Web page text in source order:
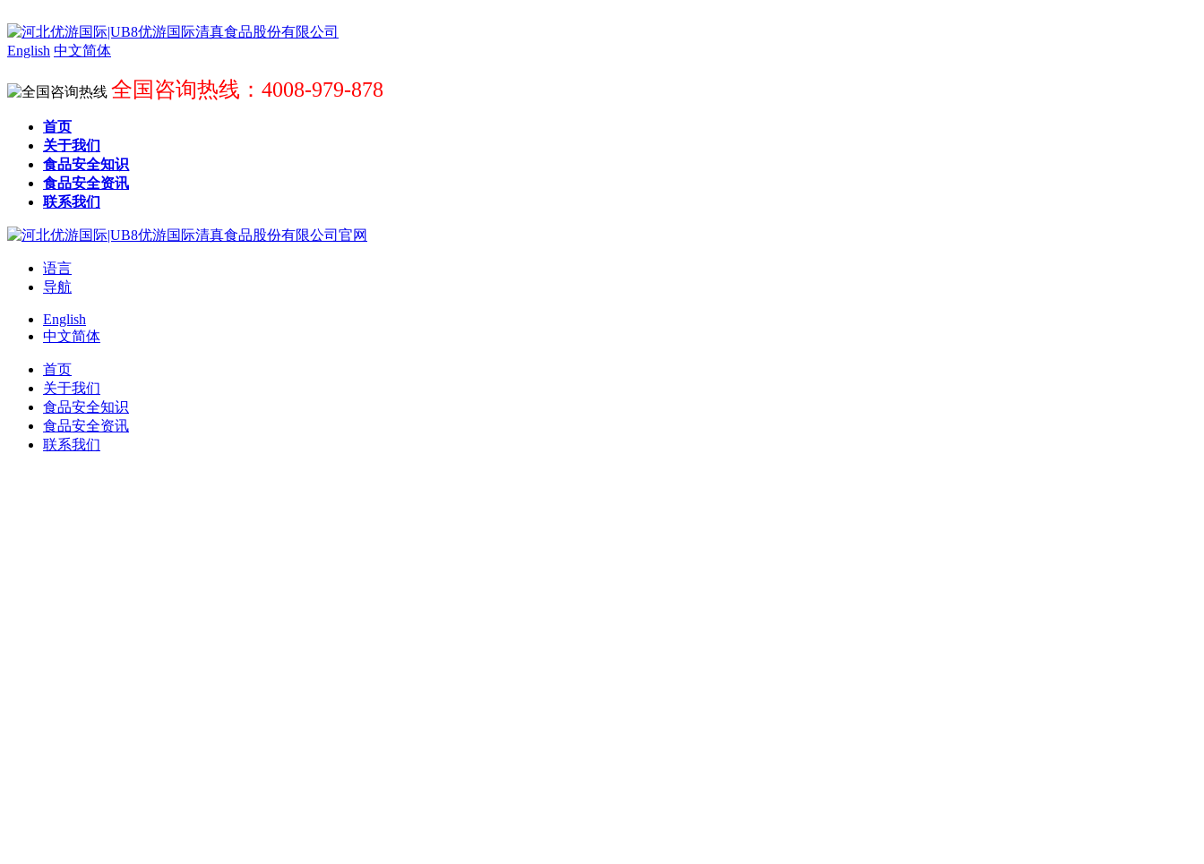
English 中文简体
全国咨询热线：4008-979-878
首页
关于我们
食品安全知识
食品安全资讯
联系我们
语言
导航
English
中文简体
首页
关于我们
食品安全知识
食品安全资讯
联系我们